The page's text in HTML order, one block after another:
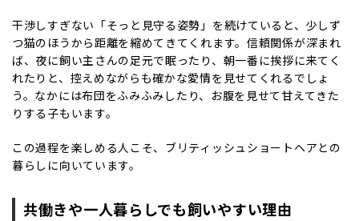
干渉しすぎない「そっと見守る姿勢」を続けていると、少しず
つ猫のほうから距離を縮めてきてくれます。信頼関係が深まれ
ば、夜に飼い主さんの足元で眠ったり、朝一番に挨拶に来てく
れたりと、控えめながらも確かな愛情を見せてくれるでしょ
う。なかには布団をふみふみ したり、お腹を見せて甘えてきた
りする子もいます。
この過程を楽しめる人こそ、ブリティッシュショートヘアとの
暮らしに向いています。
共働きや一人暮らしでも飼いやすい理由